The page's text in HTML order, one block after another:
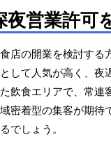
夜営業許
店の開業を検討す
して人気が高く、
飲食エリアで、常
密着型の集客が期
でしょう。